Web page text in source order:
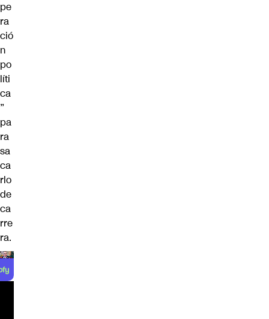
pe
ra
ció
n
po
líti
ca
”
pa
ra
sa
ca
rlo
de
ca
rre
ra.